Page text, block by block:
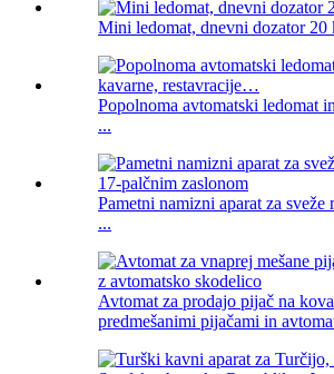
Mini ledomat, dnevni dozator 20
Popolnoma avtomatski ledomat
...
Pametni namizni aparat za sveže
...
Avtomat za prodajo pijač na
predmešanimi pijačami in